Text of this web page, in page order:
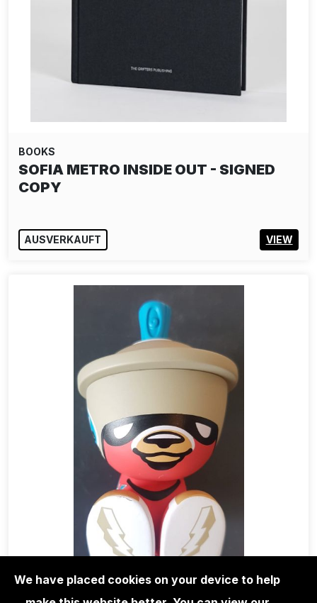
BOOKS
SOFIA METRO INSIDE OUT - SIGNED
COPY
AUSVERKAUFT VIEW
We have placed cookies on your device to help